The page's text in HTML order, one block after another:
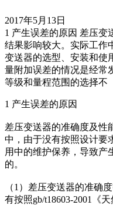
2017年5月13日
1 产生误差的原因 差压变
结果影响较大。实际工作
变送器的选型、安装和使
量附加误差的情况是经常
等级和量程范围的选择不
1 产生误差的原因
差压变送器的准确度及性
中，由于没有按照设计要
用中的维护保养，导致产
的。
（1）差压变送器的准确
有按照gb/t18603-2001《